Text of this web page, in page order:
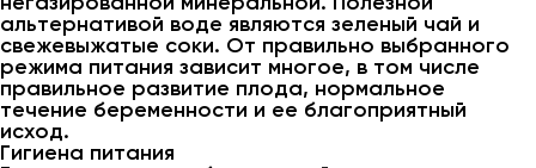
альтернативой воде являются зеленый чай и
свежевыжатые соки. От правильно выбранного
режима питания зависит многое, в том числе
правильное развитие плода, нормальное
течение беременности и ее благоприятный
исход.
Гигиена питания